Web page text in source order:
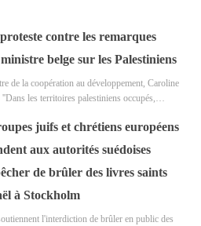
contre les remarques
belge sur les Palestiniens
de la coopération au développement, Caroline
''Dans les territoires palestiniens occupés,…
juifs et chrétiens européens
aux autorités suédoises
de brûler des livres saints
à Stockholm
l'interdiction de brûler en public des